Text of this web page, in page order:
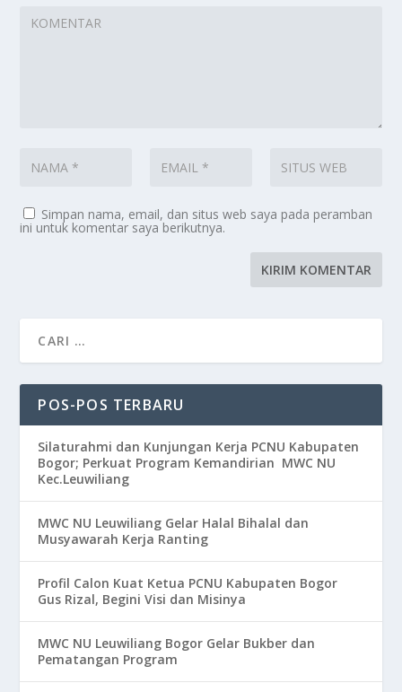
Simpan nama, email, dan situs web saya pada peramban
ini untuk komentar saya berikutnya.
POS-POS TERBARU
Silaturahmi dan Kunjungan Kerja PCNU Kabupaten
Bogor; Perkuat Program Kemandirian MWC NU
Kec.Leuwiliang
MWC NU Leuwiliang Gelar Halal Bihalal dan
Musyawarah Kerja Ranting
Profil Calon Kuat Ketua PCNU Kabupaten Bogor
Gus Rizal, Begini Visi dan Misinya
MWC NU Leuwiliang Bogor Gelar Bukber dan
Pematangan Program